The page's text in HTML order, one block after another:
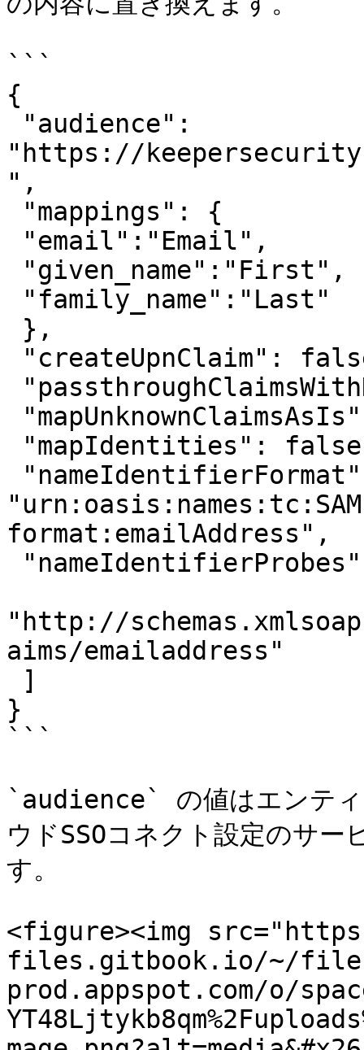
```
{
"https://
",
format:emailAddress",
"http://
aims/emailaddress"
}
```
`audience` の値はエンティ
ウドSSOコネクト設定のサ
す。
<figure><img
files.gitbook.io/~/
prod.appspot.com/o/